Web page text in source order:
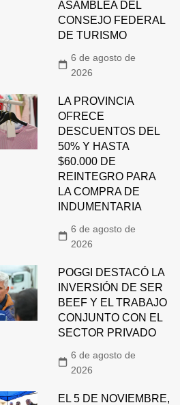
ASAMBLEA DEL
CONSEJO FEDERAL
DE TURISMO
6 de agosto de
2026
LA PROVINCIA
OFRECE
DESCUENTOS DEL
50% Y HASTA
$60.000 DE
REINTEGRO PARA
LA COMPRA DE
INDUMENTARIA
6 de agosto de
2026
POGGI DESTACÓ LA
INVERSIÓN DE SER
BEEF Y EL TRABAJO
CONJUNTO CON EL
SECTOR PRIVADO
6 de agosto de
2026
EL 5 DE NOVIEMBRE,